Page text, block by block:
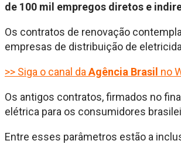
de 100 mil empregos diretos e
Os contratos de renovação
empresas de distribuição de
>> Siga o canal da Agência Brasil no
Os antigos contratos, firmados no
elétrica para os consumidores
Entre esses parâmetros estão a